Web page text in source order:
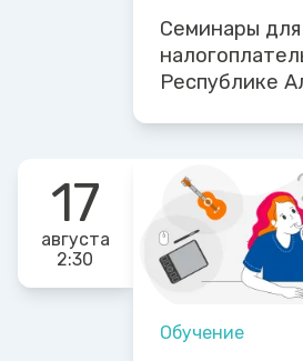
Семинары для
Республике
17
августа
2:30
Обучение